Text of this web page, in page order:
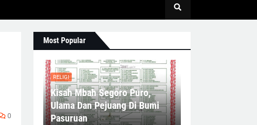
0
Most Popular
RELIGI
Kisah Mbah Segoro Puro,
Ulama Dan Pejuang Di Bumi
Pasuruan